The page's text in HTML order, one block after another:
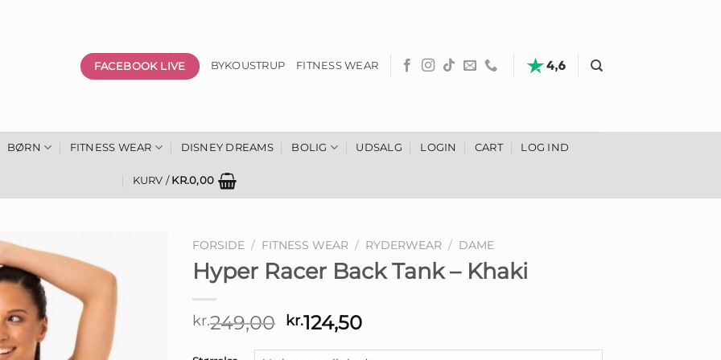
FACEBOOK LIVE BYKOUSTRUP FITNESS WEAR
BØRN FITNESS WEAR DISNEY DREAMS BOLIG UDSALG LOGIN CART LOG IND
KURV / KR.0,00
FORSIDE / FITNESS WEAR / RYDERWEAR / DAME
Hyper Racer Back Tank – Khaki
kr.249,00 Den
kr.124,50Den